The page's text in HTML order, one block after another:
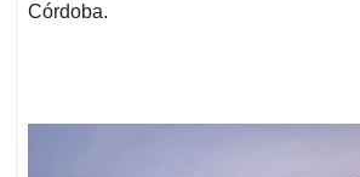
Córdoba.